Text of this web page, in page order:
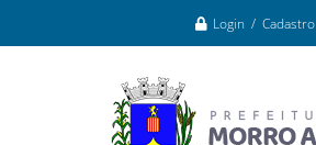
Login / Cadastro